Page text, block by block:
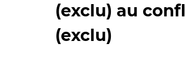
(exclu) au
(exclu)